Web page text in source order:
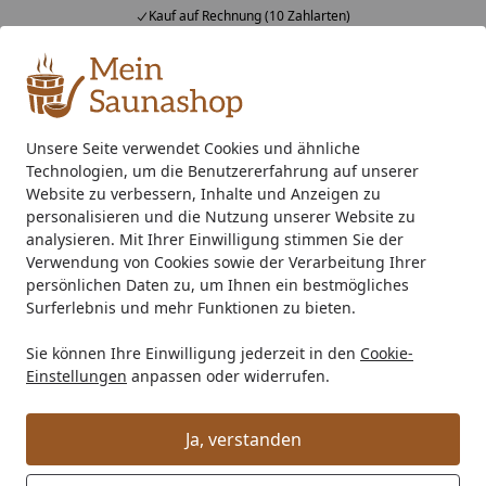
Unsere Seite verwendet Cookies und ähnliche
Technologien, um die Benutzererfahrung auf unserer
Website zu verbessern, Inhalte und Anzeigen zu
personalisieren und die Nutzung unserer Website zu
analysieren. Mit Ihrer Einwilligung stimmen Sie der
Verwendung von Cookies sowie der Verarbeitung Ihrer
persönlichen Daten zu, um Ihnen ein bestmögliches
Surferlebnis und mehr Funktionen zu bieten.
Sie können Ihre Einwilligung jederzeit in den Cookie-
Einstellungen anpassen oder widerrufen.
Ja, verstanden
Kauf auf Rechnung (10 Zahlarten)
Alle Produkte
Mein Konto
Suchen
Startseite
Zubehör Saunaausstattung Sonstiges Liebenstein
Liebenstein Saunahut für Herren &
Damen